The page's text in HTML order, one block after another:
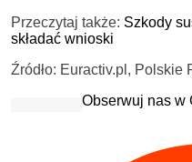
Przeczytaj także: Szkody
składać wnioski
Źródło: Euractiv.pl, Polskie
Obserwuj nas w